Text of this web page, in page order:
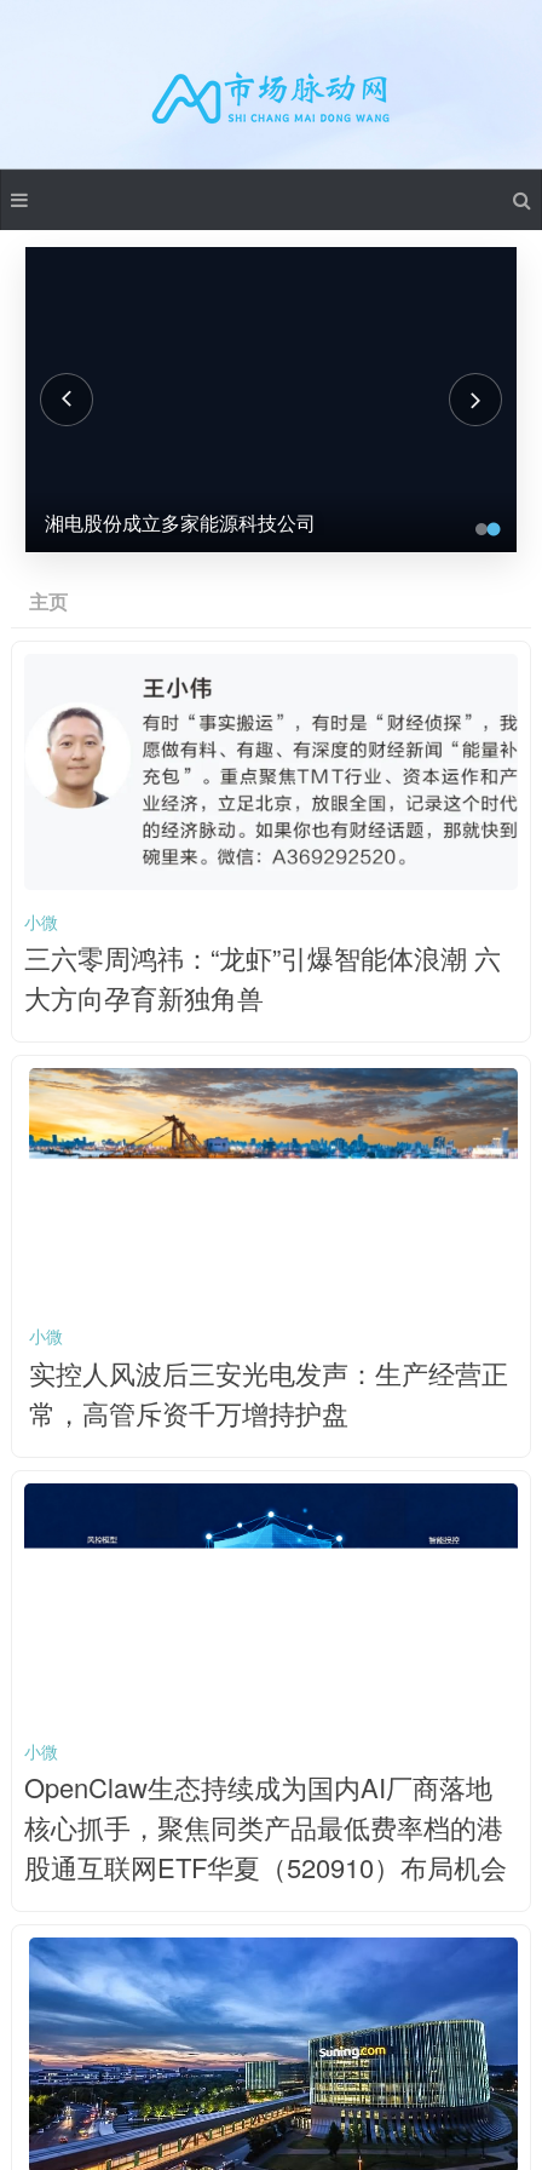
湘电股份成立多家能源科技公司
主页
小微
三六零周鸿祎：“龙虾”引爆智能体浪潮 六
大方向孕育新独角兽
小微
实控人风波后三安光电发声：生产经营正
常，高管斥资千万增持护盘
小微
OpenClaw生态持续成为国内AI厂商落地
核心抓手，聚焦同类产品最低费率档的港
股通互联网ETF华夏（520910）布局机会